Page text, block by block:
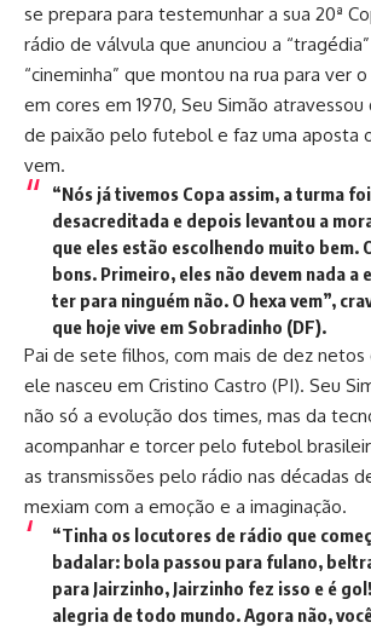
se prepara para testemunhar a sua 20ª
rádio de válvula que anunciou a
“cineminha” que montou na rua para ver
em cores em 1970, Seu Simão
de paixão pelo futebol e faz uma aposta
vem.
“Nós já tivemos Copa assim, a turma
desacreditada e depois levantou a
que eles estão escolhendo muito bem.
bons. Primeiro, eles não devem nada a
ter para ninguém não. O hexa vem”,
que hoje vive em Sobradinho (DF).
Pai de sete filhos, com mais de dez
ele nasceu em Cristino Castro (PI). Seu
não só a evolução dos times, mas da
acompanhar e torcer pelo futebol
as transmissões pelo rádio nas décadas
mexiam com a emoção e a imaginação.
“Tinha os locutores de rádio que
badalar: bola passou para fulano,
para Jairzinho, Jairzinho fez isso e é
alegria de todo mundo. Agora não,